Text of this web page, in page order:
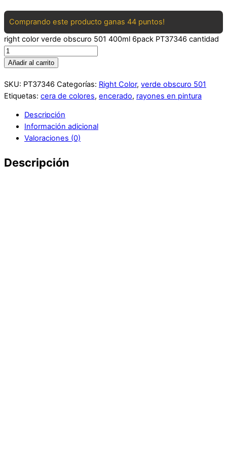
Comprando este producto ganas 44 puntos!
right color verde obscuro 501 400ml 6pack PT37346 cantidad
Añadir al carrito
SKU: PT37346 Categorías: Right Color, verde obscuro 501
Etiquetas: cera de colores, encerado, rayones en pintura
Descripción
Información adicional
Valoraciones (0)
Descripción